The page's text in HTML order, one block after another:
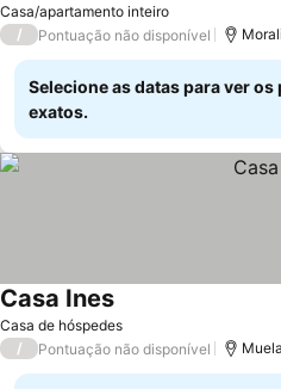
Casa/apartamento inteiro
/ Pontuação não disponível
Selecione as datas para ver os
exatos.
Casa de hóspedes
Casa Ines
/ Pontuação não disponível